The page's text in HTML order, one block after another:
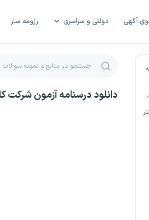
آگهی دولتی و سراسری رزومه ساز
دانلود درسنامه آزمون شرکت